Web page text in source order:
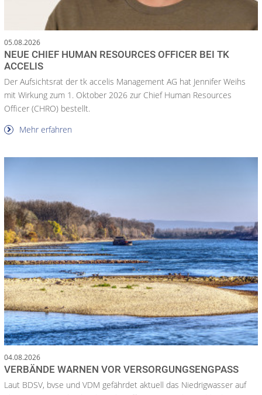
05.08.2026
NEUE CHIEF HUMAN RESOURCES OFFICER BEI TK
ACCELIS
Der Aufsichtsrat der tk accelis Management AG hat Jennifer Weihs
mit Wirkung zum 1. Oktober 2026 zur Chief Human Resources
Officer (CHRO) bestellt.
Mehr erfahren
04.08.2026
VERBÄNDE WARNEN VOR VERSORGUNGSENGPASS
Laut BDSV, bvse und VDM gefährdet aktuell das Niedrigwasser auf